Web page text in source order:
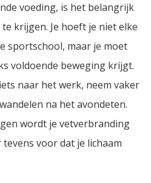
voeding, is het belangrijk
krijgen. Je hoeft je niet elke
sportschool, maar je moet
voldoende beweging krijgt.
naar het werk, neem vaker
na het avondeten.
wordt je vetverbranding
voor dat je lichaam